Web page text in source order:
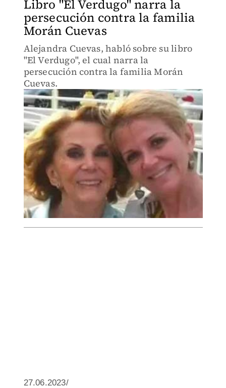
Libro "El Verdugo" narra la
persecución contra la familia
Morán Cuevas
Alejandra Cuevas, habló sobre su libro
"El Verdugo", el cual narra la
persecución contra la familia Morán
Cuevas.
27.06.2023/